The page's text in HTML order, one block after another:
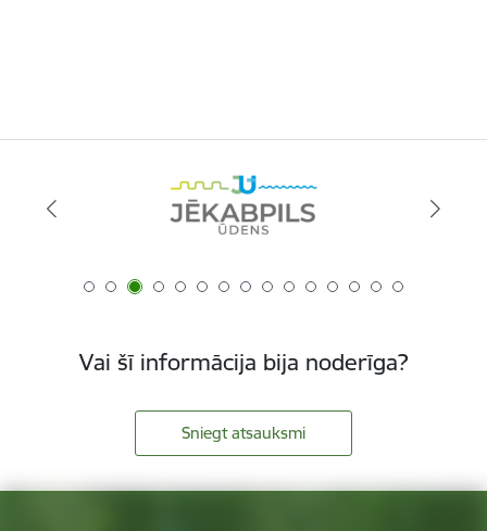
Vai šī informācija bija noderīga?
Sniegt atsauksmi